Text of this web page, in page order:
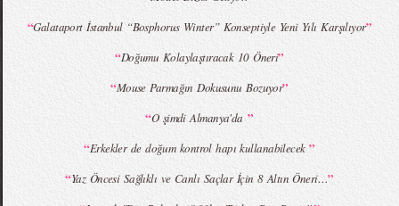
MBFWI - Giray Sepin 2015 Yaz Koleksiyonu MBFWI - Burçe Bekrek 2015 Yaz Koleksiyonu
“Galataport İstanbul “Bosphorus Winter” Konseptiyle Yeni Yılı Karşılıyor”
“Doğumu Kolaylaştıracak 10 Öneri”
“Mouse Parmağın Dokusunu Bozuyor”
“O şimdi Almanya'da”
“Erkekler de doğum kontrol hapı kullanabilecek”
“Yaz Öncesi Sağlıklı ve Canlı Saçlar İçin 8 Altın Öneri…”